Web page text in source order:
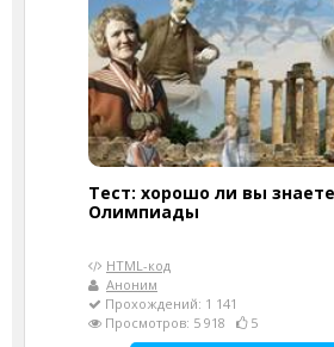
Тест: хорошо ли вы
Олимпиады
HTML-код
Аноним
Прохождений: 1 141
Просмотров: 5 918
5